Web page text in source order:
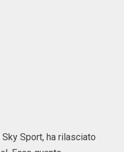
Sport, ha rilasciato